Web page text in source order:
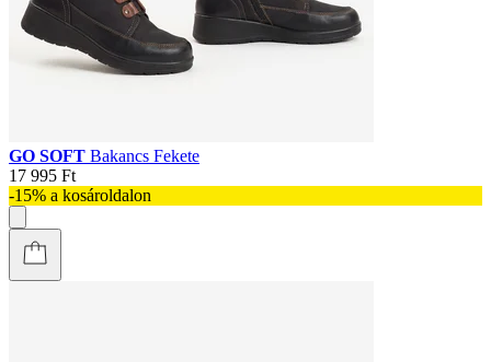
GO SOFT Bakancs Fekete
17 995 Ft
-15% a kosároldalon